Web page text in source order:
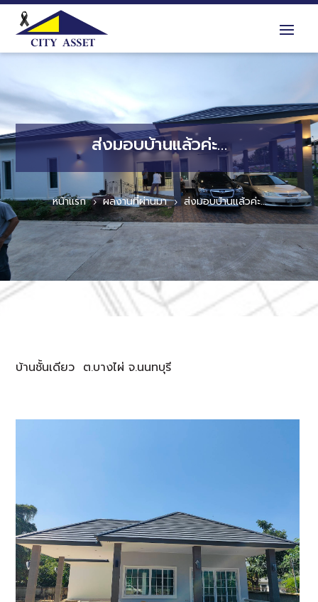
ส่งมอบบ้านแล้วค่ะ…
หน้าแรก 5 ผลงานที่ผ่านมา 5 ส่งมอบบ้านแล้วค่ะ…
บ้านชั้นเดียว ต.บางไผ่ จ.นนทบุรี